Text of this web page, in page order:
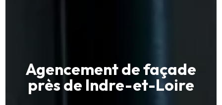
Agencement de façade
près de Indre-et-Loire